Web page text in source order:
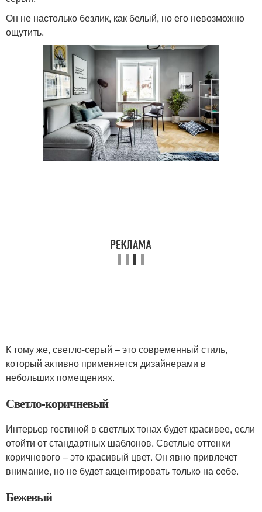
Он не настолько безлик, как белый, но его невозможно
ощутить.
К тому же, светло-серый – это современный стиль,
который активно применяется дизайнерами в
небольших помещениях.
Светло-коричневый
Интерьер гостиной в светлых тонах будет красивее, если
отойти от стандартных шаблонов. Светлые оттенки
коричневого – это красивый цвет. Он явно привлечет
внимание, но не будет акцентировать только на себе.
Бежевый